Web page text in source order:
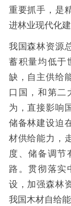
重要抓手，是
进林业现代化
我国森林资源
蓄积量均低于
缺，自主供给
口国，和第二
为，直接影响
储备林建设迫
材供给能力，
度、储备调节
路。贯彻落实
设，加强森林
我国木材自给能